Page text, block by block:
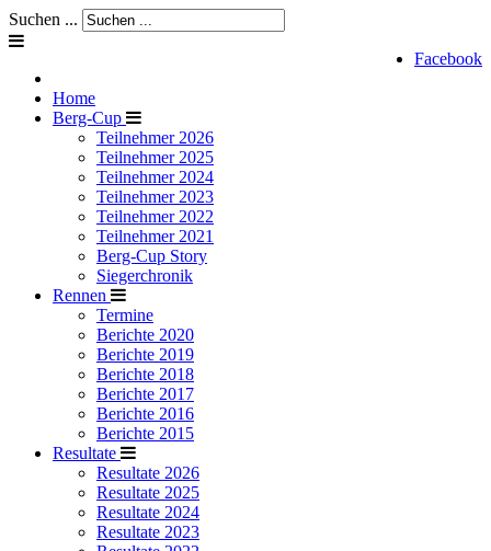
Suchen ...
Facebook
Home
Berg-Cup
Teilnehmer 2026
Teilnehmer 2025
Teilnehmer 2024
Teilnehmer 2023
Teilnehmer 2022
Teilnehmer 2021
Berg-Cup Story
Siegerchronik
Rennen
Termine
Berichte 2020
Berichte 2019
Berichte 2018
Berichte 2017
Berichte 2016
Berichte 2015
Resultate
Resultate 2026
Resultate 2025
Resultate 2024
Resultate 2023